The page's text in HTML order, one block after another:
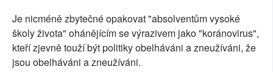
Je nicméně zbytečné opakovat "absolventům vysoké
školy života" ohánějícím se výrazivem jako "koránovirus",
kteří zjevně touží být politiky obelháváni a zneužíváni, že
jsou obelháváni a zneužíváni.